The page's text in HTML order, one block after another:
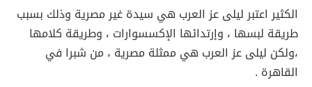
الكثير اعتبر ليلى عز العرب هي سيدة غير مصرية وذلك بسبب
طريقة لبسها ، وإرتدائها الإكسسوارات ، وطريقة كلامها
،ولكن ليلى عز العرب هي ممثلة مصرية ، من شبرا في
القاهرة .